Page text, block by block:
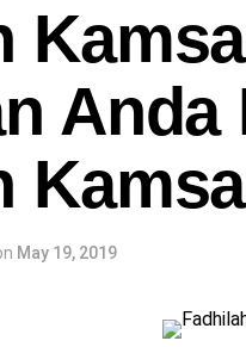
Anda
May 19, 2019